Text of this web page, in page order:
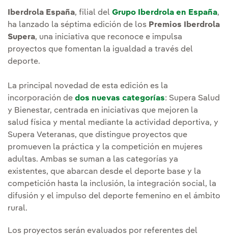
Iberdrola España, filial del Grupo Iberdrola en España,
ha lanzado la séptima edición de los Premios Iberdrola
Supera, una iniciativa que reconoce e impulsa
proyectos que fomentan la igualdad a través del
deporte.
La principal novedad de esta edición es la
incorporación de dos nuevas categorías: Supera Salud
y Bienestar, centrada en iniciativas que mejoren la
salud física y mental mediante la actividad deportiva, y
Supera Veteranas, que distingue proyectos que
promueven la práctica y la competición en mujeres
adultas. Ambas se suman a las categorías ya
existentes, que abarcan desde el deporte base y la
competición hasta la inclusión, la integración social, la
difusión y el impulso del deporte femenino en el ámbito
rural.
Los proyectos serán evaluados por referentes del